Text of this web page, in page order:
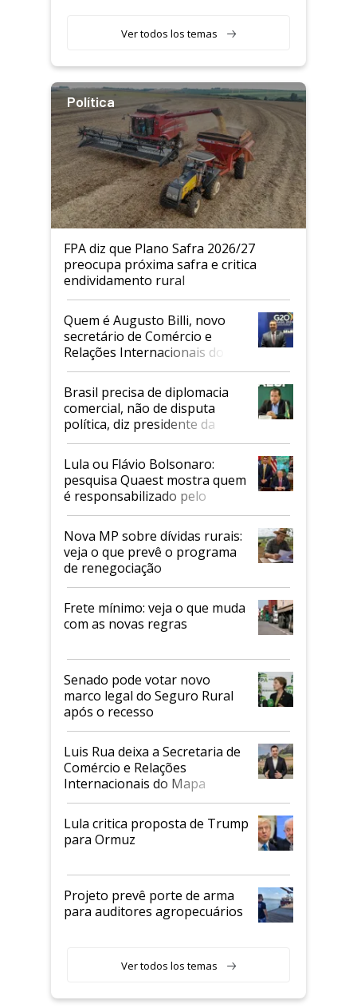
Ver todos los temas
Política
FPA diz que Plano Safra 2026/27
preocupa próxima safra e critica
endividamento rural
Quem é Augusto Billi, novo
secretário de Comércio e
Relações Internacionais do
Mapa
Brasil precisa de diplomacia
comercial, não de disputa
política, diz presidente da
Faesp
Lula ou Flávio Bolsonaro:
pesquisa Quaest mostra quem
é responsabilizado pelo
tarifaço dos EUA
Nova MP sobre dívidas rurais:
veja o que prevê o programa
de renegociação
Frete mínimo: veja o que muda
com as novas regras
Senado pode votar novo
marco legal do Seguro Rural
após o recesso
Luis Rua deixa a Secretaria de
Comércio e Relações
Internacionais do Mapa
Lula critica proposta de Trump
para Ormuz
Projeto prevê porte de arma
para auditores agropecuários
Ver todos los temas